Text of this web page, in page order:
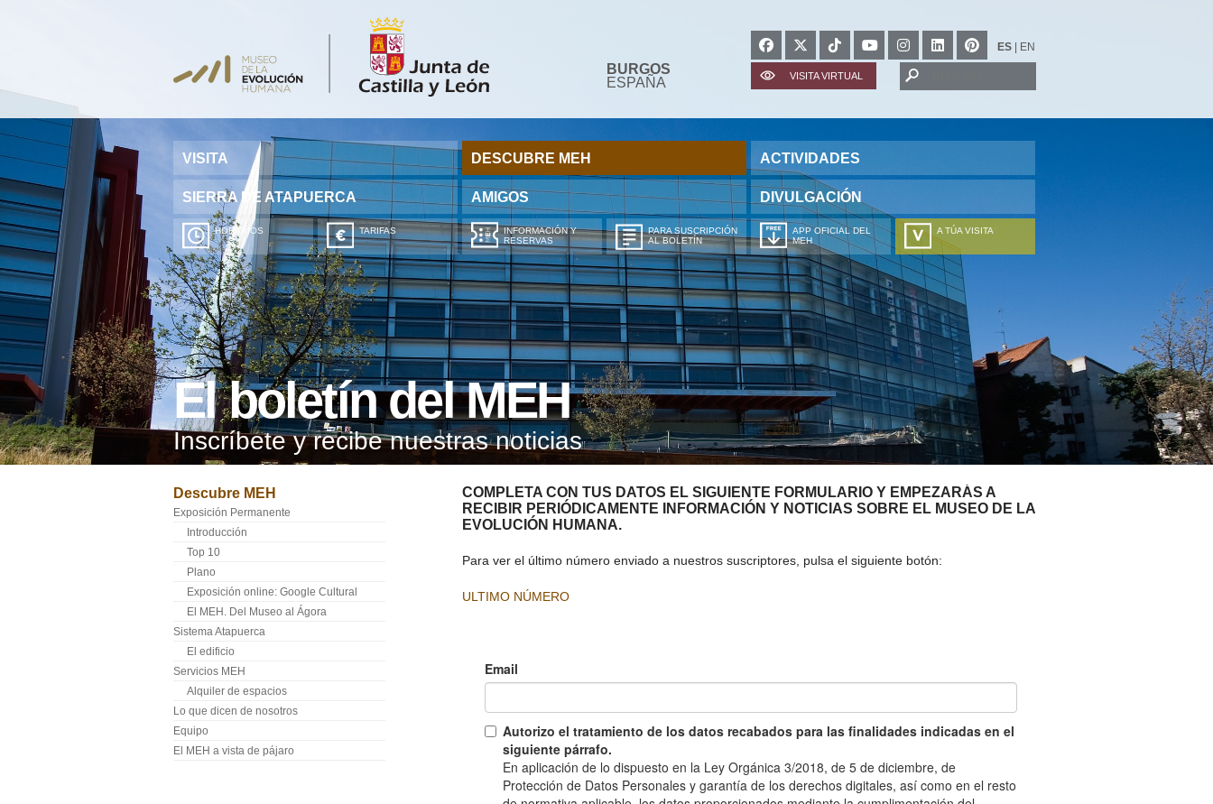
BURGOS
ESPAÑA
ES EN
VISITA VIRTUAL
VISITA DESCUBRE MEH ACTIVIDADES
SIERRA DE ATAPUERCA AMIGOS DIVULGACIÓN
HORARIOS TARIFAS
INFORMACIÓN Y
RESERVAS
PARA SUSCRIPCIÓN
AL BOLETÍN
APP OFICIAL DEL
MEH
A TÚA VISITA
ZURE BISITALDIA
VOTRE VISITE
DEIN BESUCH
LA VOSTRA VISITA
A SUA VISITA
您的訪問
El boletín del MEH
Inscríbete y recibe nuestras noticias
Descubre MEH
Exposición Permanente
Introducción
Top 10
Plano
Exposición online: Google Cultural
El MEH. Del Museo al Ágora
Sistema Atapuerca
El edificio
Servicios MEH
Alquiler de espacios
Lo que dicen de nosotros
Equipo
El MEH a vista de pájaro
COMPLETA CON TUS DATOS EL SIGUIENTE FORMULARIO Y EMPEZARÁS A
RECIBIR PERIÓDICAMENTE INFORMACIÓN Y NOTICIAS SOBRE EL MUSEO DE LA
EVOLUCIÓN HUMANA.
Para ver el último número enviado a nuestros suscriptores, pulsa el siguiente botón:
ULTIMO NÚMERO